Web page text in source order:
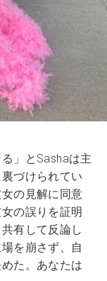
」とSashaは主
づけられてい
の見解に同意
の誤りを証明
有して反論し
を崩さず、自
た。あなたは